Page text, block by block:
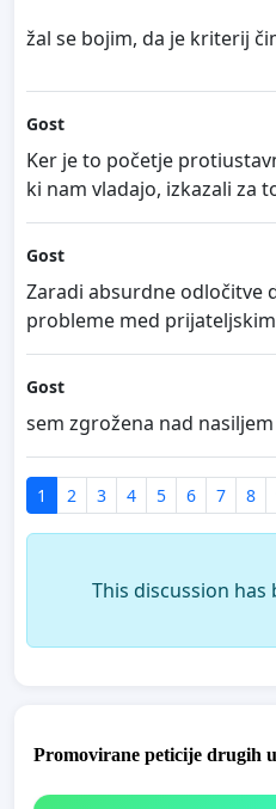
žal se bojim, da je kriterij
Gost
Ker je to početje
ki nam vladajo, izkazali za
Gost
Zaradi absurdne odločitve
probleme med
Gost
sem zgrožena nad
1 2 3 4 5 6 7 8
This discussion has
Promovirane peticije drugih